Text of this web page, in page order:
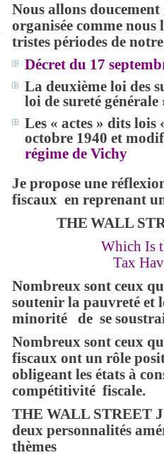
Nous allons doucement
organisée comme nous
tristes périodes de
Décret du 17
La deuxième loi des
loi de sureté générale
Les « actes » dits lois
octobre 1940 et
régime de Vichy
Je propose une
fiscaux en reprenant
THE WALL
Which Is
Tax
Nombreux sont ceux
soutenir la pauvreté et
minorité
de se
Nombreux sont ceux
fiscaux ont un rôle
obligeant les états à
compétitivité fiscale.
THE WALL STREET
deux personnalités
thèmes